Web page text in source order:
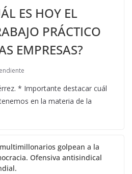
ES HOY EL
PRÁCTICO
EMPRESAS?
* Importante destacar cuál
en la materia de la
golpean a la
Ofensiva antisindical